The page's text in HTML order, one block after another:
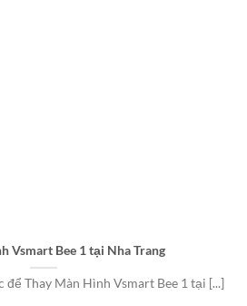
Vsmart Bee 1 tại Nha Trang
Thay Màn Hình Vsmart Bee 1 tại [...]